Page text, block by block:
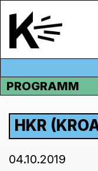
PROGRAMM
HKR
04.10.2019